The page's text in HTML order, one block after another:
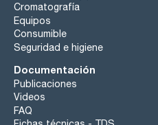
Cromatografía
Equipos
Consumible
Seguridad e higiene
Documentación
Publicaciones
Videos
FAQ